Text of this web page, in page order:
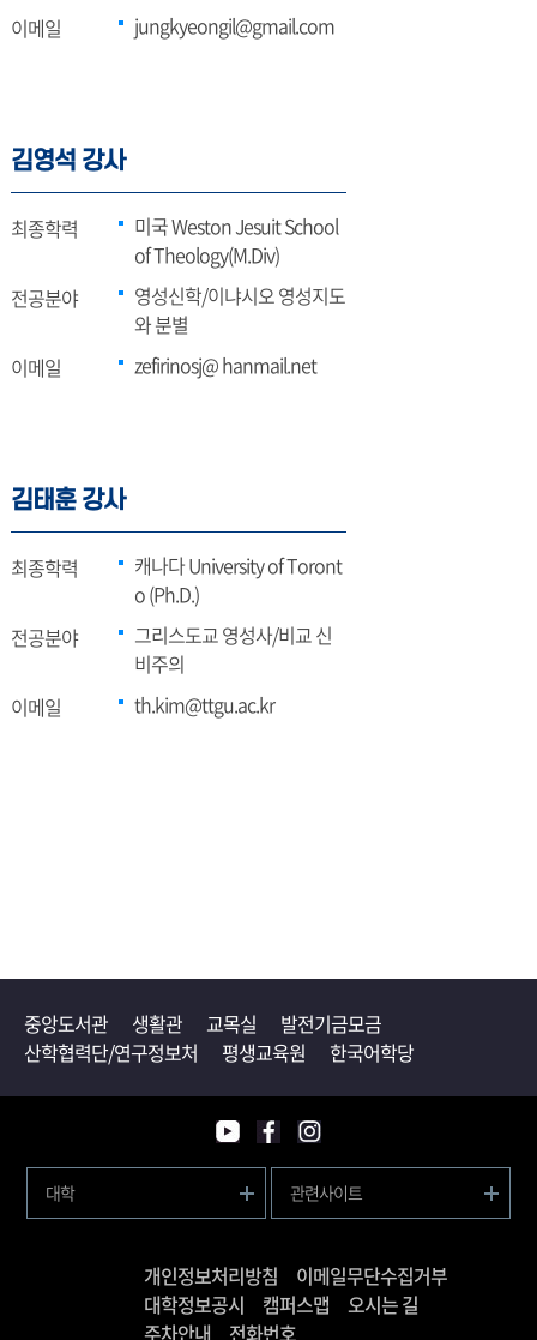
이메일
jungkyeongil@gmail.com
김영석 강사
최종학력
미국 Weston Jesuit School
of Theology(M.Div)
전공분야
영성신학/이냐시오 영성지도
와 분별
이메일
zefirinosj@ hanmail.net
김태훈 강사
최종학력
캐나다 University of Toront
o (Ph.D.)
전공분야
그리스도교 영성사/비교 신
비주의
이메일
th.kim@ttgu.ac.kr
중앙도서관 생활관 교목실
발전기금모금
산학협력단/연구정보처
평생교육원 한국어학당
대학 관련사이트
개인정보처리방침
이메일무단수집거부
대학정보공시
캠퍼스맵
오시는 길
주차안내
전화번호